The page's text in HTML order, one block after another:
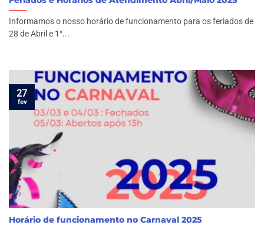
Informamos o nosso horário de funcionamento para os feriados de
28 de Abril e 1°...
Horário de funcionamento no Carnaval 2025
27
fev